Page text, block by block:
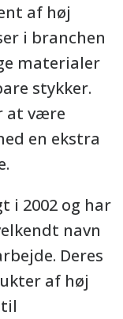
af høj
i branchen
materialer
stykker.
at være
en ekstra
i 2002 og har
navn
Deres
af høj